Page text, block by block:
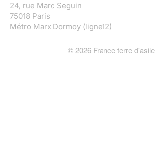
24, rue Marc Seguin
75018 Paris
Métro Marx Dormoy (ligne12)
© 2026France terre d'asile